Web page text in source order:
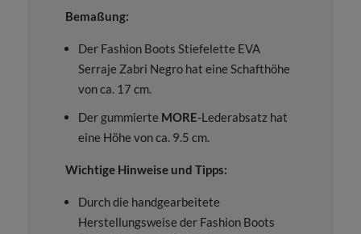
Bemaßung:
Der Fashion Boots Stiefelette EVA
Serraje Zabri Negro hat eine Schafthöhe
von ca. 17 cm.
Der gummierte MORE-Lederabsatz hat
eine Höhe von ca. 9.5 cm.
Wichtige Hinweise und Tipps:
Durch die handgearbeitete
Herstellungsweise der Fashion Boots